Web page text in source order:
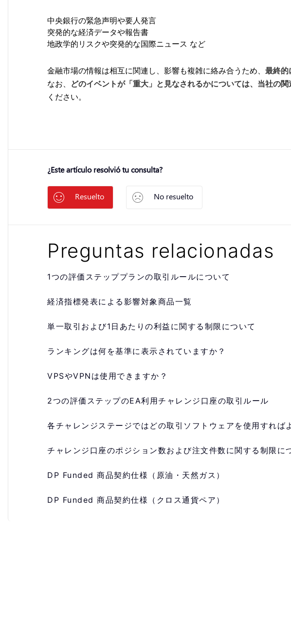
中央銀行の緊急声明や要人発言
突発的な経済データや報告書
地政学的リスクや突発的な国際ニュース など
金融市場の情報は相互に関連し、影響も複雑に絡み合うため、 最終的
なお、 どのイベントが「重大」と見なされるかについては、当社の
ください。
¿Este artículo resolvió tu consulta?
Resuelto No resuelto
Preguntas relacionadas
1つの評価ステッププランの取引ルールについて
経済指標発表による影響対象商品一覧
単一取引および1日あたりの利益に関する制限について
ランキングは何を基準に表示されていますか？
VPSやVPNは使用できますか？
2つの評価ステップのEA利用チャレンジ口座の取引ルール
各チャレンジステージではどの取引ソフトウェアを使用すれば
チャレンジ口座のポジション数および注文件数に関する制限に
DP Funded 商品契約仕様（原油・天然ガス）
DP Funded 商品契約仕様（クロス通貨ペア）